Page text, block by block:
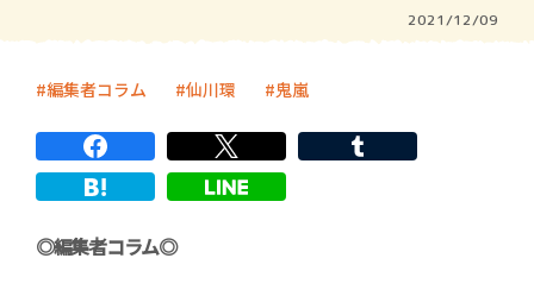
2021/12/09
編集者コラム 仙川環 鬼嵐
◎編集者コラム◎